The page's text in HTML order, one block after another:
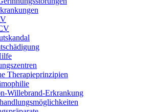
Therapieprinzipien
Willebrand-Erkrankung